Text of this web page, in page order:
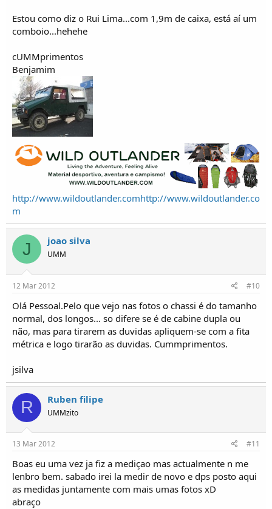
Estou como diz o Rui Lima...com 1,9m de caixa, está aí um
comboio...hehehe
cUMMprimentos
Benjamim
http://www.wildoutlander.comhttp://www.wildoutlander.co
m
J joao silva
UMM
12 Mar 2012 #10
Olá Pessoal.Pelo que vejo nas fotos o chassi é do tamanho
normal, dos longos... so difere se é de cabine dupla ou
não, mas para tirarem as duvidas apliquem-se com a fita
métrica e logo tirarão as duvidas. Cummprimentos.
jsilva
R Ruben filipe
UMMzito
13 Mar 2012 #11
Boas eu uma vez ja fiz a mediçao mas actualmente n me
lenbro bem. sabado irei la medir de novo e dps posto aqui
as medidas juntamente com mais umas fotos xD
abraço